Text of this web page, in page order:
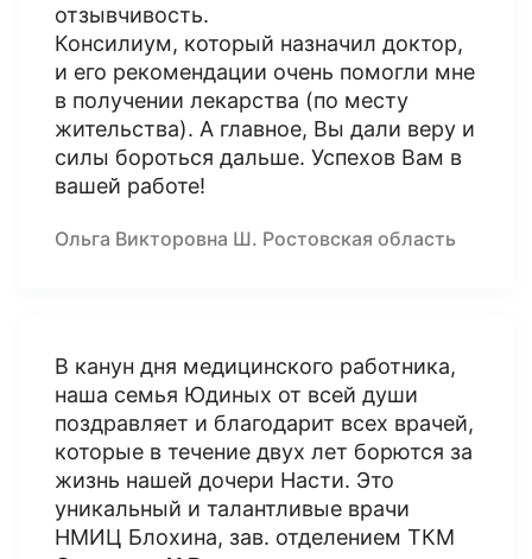
отзывчивость.
Консилиум, который назначил доктор,
и его рекомендации очень помогли мне
в получении лекарства (по месту
жительства). А главное, Вы дали веру и
силы бороться дальше. Успехов Вам в
вашей работе!
Ольга Викторовна Ш. Ростовская область
В канун дня медицинского работника,
наша семья Юдиных от всей души
поздравляет и благодарит всех врачей,
которые в течение двух лет борются за
жизнь нашей дочери Насти. Это
уникальный и талантливые врачи
НМИЦ Блохина, зав. отделением ТКМ